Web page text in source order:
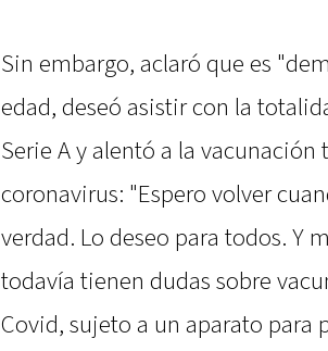
Sin embargo, aclaró que es
edad, deseó asistir con la
Serie A y alentó a la
coronavirus: "Espero volver
verdad. Lo deseo para todos. Y
todavía tienen dudas sobre
Covid, sujeto a un aparato para